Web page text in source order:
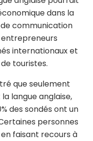
dans la
de communication
internationaux et
touristes.
que seulement
langue anglaise,
des sondés ont un
personnes
faisant recours à